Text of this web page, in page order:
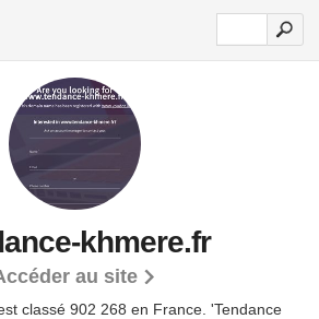
khmere.fr
au site
classé 902 268 en France. 'Tendance